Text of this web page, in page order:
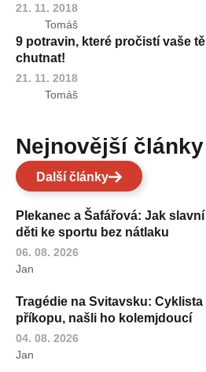
21. 11. 2018
Tomáš
9 potravin, které pročistí vaše
chutnat!
21. 11. 2018
Tomáš
Nejnovější články
Další články
Plekanec a Šafářová: Jak
děti ke sportu bez nátlaku
06. 08. 2026
Jan
Tragédie na Svitavsku:
příkopu, našli ho kolemjdoucí
04. 08. 2026
Jan